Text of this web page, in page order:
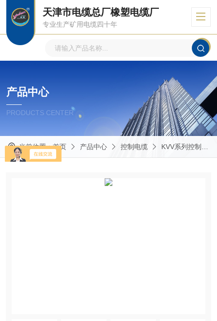
天津市电缆总厂橡塑电缆厂
专业生产矿用电缆四十年
产品中心
PRODUCTS CENTER
当前位置：首页 产品中心 控制电缆 KVV系列控制电缆